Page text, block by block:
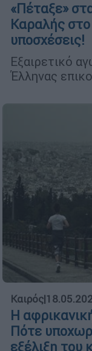
«Πέταξε»
Καραλής
υποσχέσεις!
Εξαιρετικό
Έλληνας
Καιρός|
Η
Πότε
εξέλιξη του